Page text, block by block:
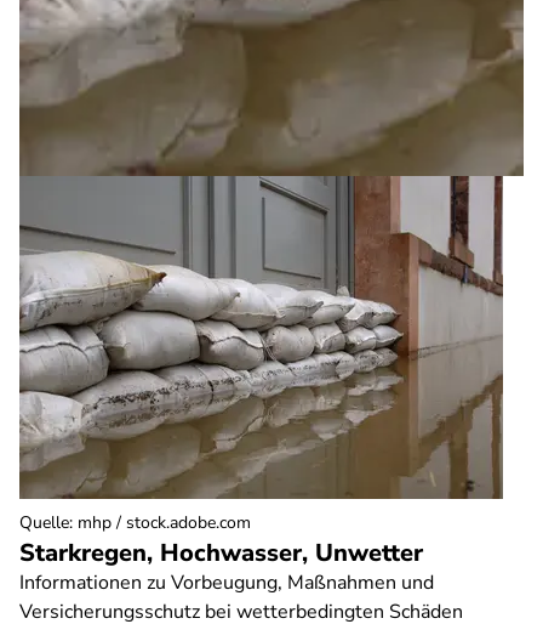
Starkregen, Hochwasser, Unwetter
Informationen zu Vorbeugung, Maßnahmen und
Versicherungsschutz bei wetterbedingten Schäden
Quelle: mhp / stock.adobe.com